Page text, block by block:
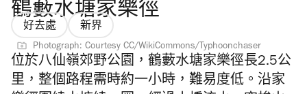
鶴藪水塘家樂徑
好去處 新界
Photograph: Courtesy CC/WikiCommons/Typhoonchaser
位於八仙嶺郊野公園，鶴藪水塘家樂徑長2.5公
里，整個路程需時約一小時，難易度低。沿家